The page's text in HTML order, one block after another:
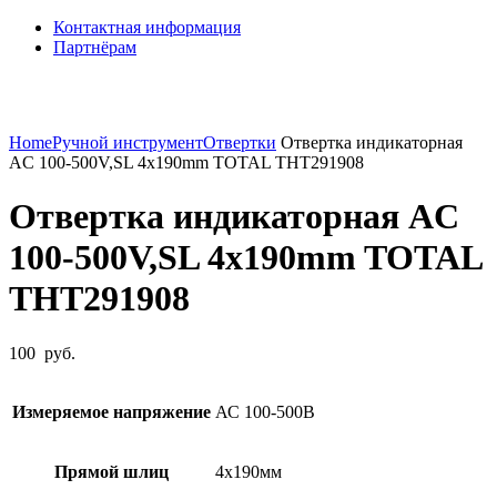
Контактная информация
Партнёрам
HomeРучной инструментОтвертки Отвертка индикаторная
AC 100-500V,SL 4x190mm TOTAL THT291908
Отвертка индикаторная AC
100-500V,SL 4x190mm TOTAL
THT291908
100 руб.
Измеряемое напряжение АС 100-500В
Прямой шлиц 4х190мм